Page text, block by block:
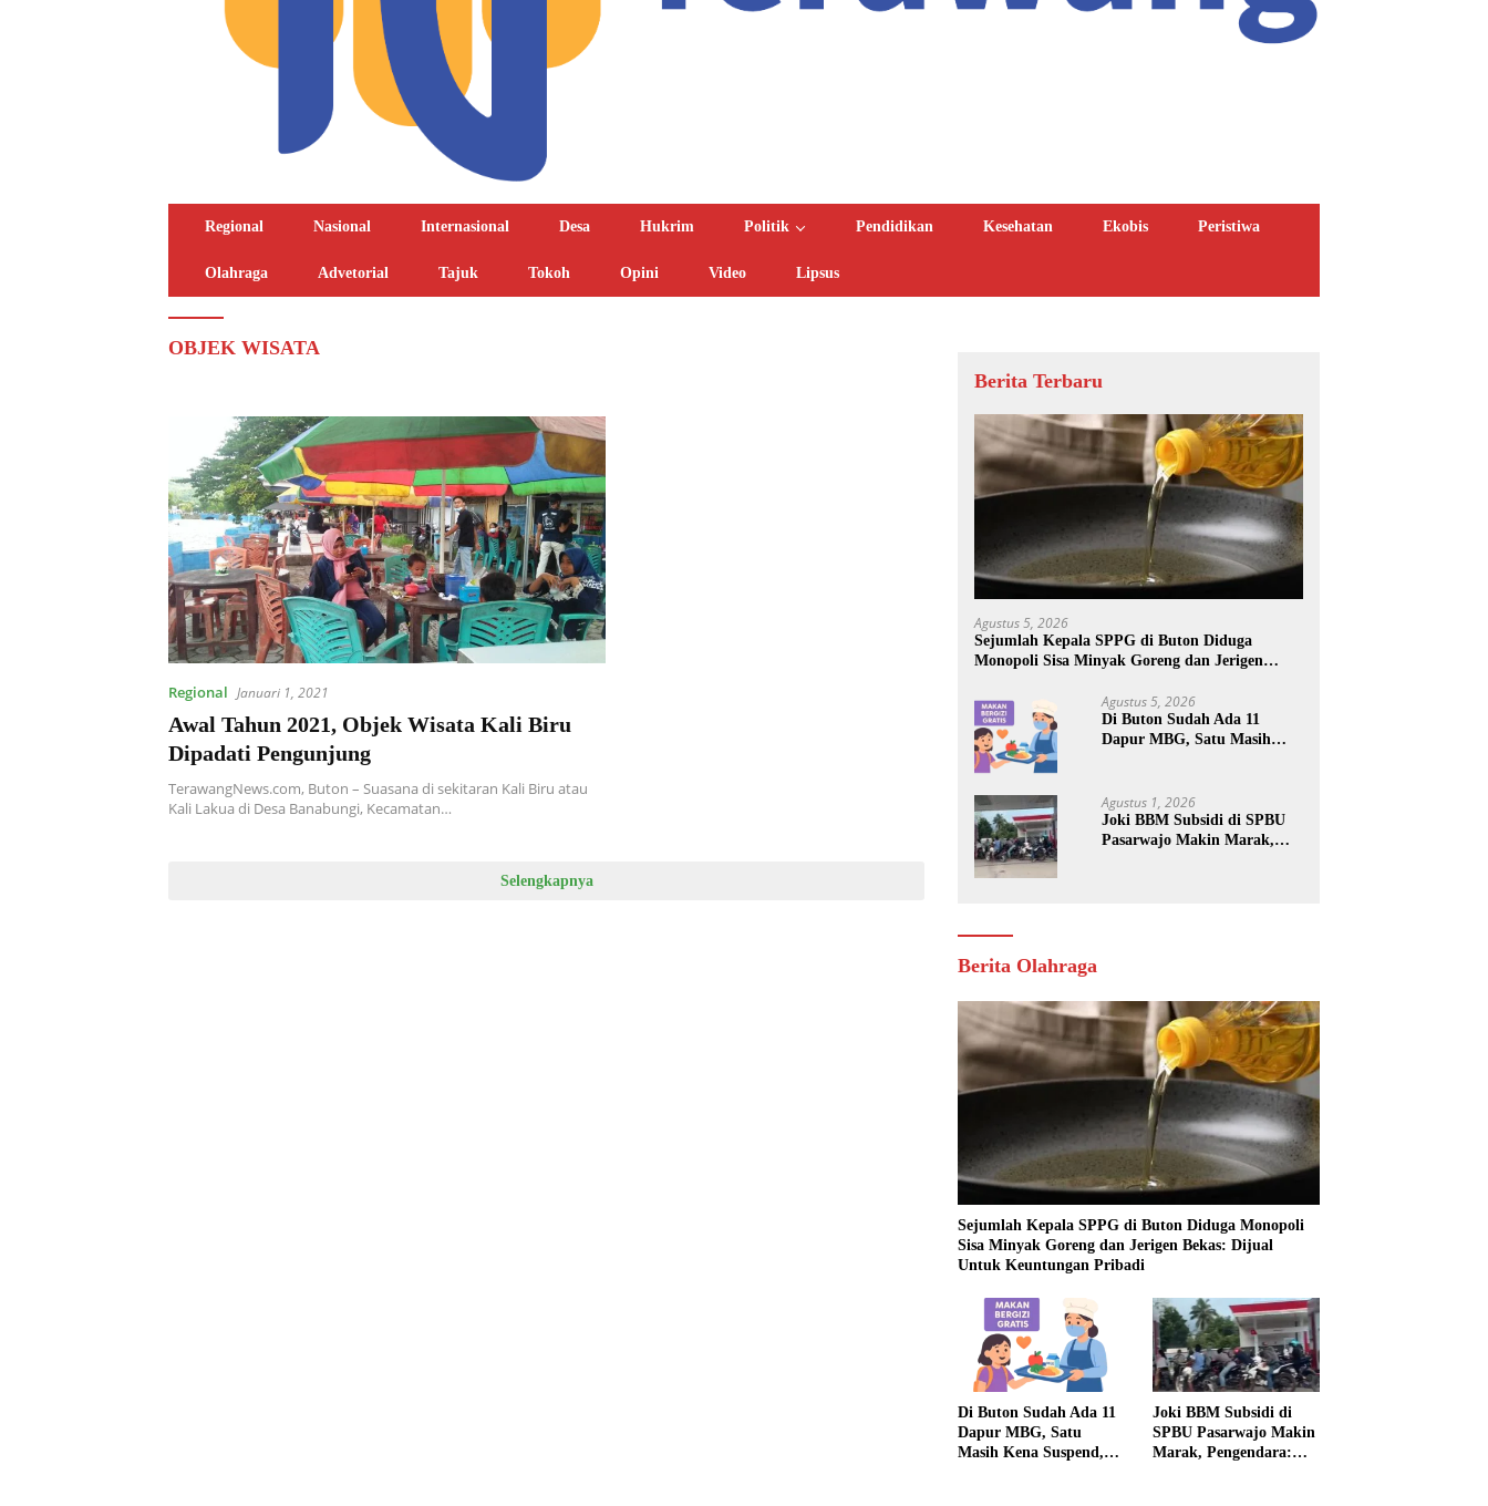
Regional Nasional Internasional Desa Hukrim Politik Pendidikan Kesehatan Ekobis Peristiwa
Olahraga Advetorial Tajuk Tokoh Opini Video Lipsus
OBJEK WISATA
Regional Januari 1, 2021
Awal Tahun 2021, Objek Wisata Kali Biru
Dipadati Pengunjung
TerawangNews.com, Buton – Suasana di sekitaran Kali Biru atau
Kali Lakua di Desa Banabungi, Kecamatan…
Selengkapnya
Berita Terbaru
Agustus 5, 2026
Sejumlah Kepala SPPG di Buton Diduga
Monopoli Sisa Minyak Goreng dan Jerigen
Agustus 5, 2026
Di Buton Sudah Ada 11
Dapur MBG, Satu Masih
Agustus 1, 2026
Joki BBM Subsidi di SPBU
Pasarwajo Makin Marak,
Berita Olahraga
Sejumlah Kepala SPPG di Buton Diduga Monopoli
Sisa Minyak Goreng dan Jerigen Bekas: Dijual
Untuk Keuntungan Pribadi
Di Buton Sudah Ada 11
Dapur MBG, Satu
Masih Kena Suspend,
Joki BBM Subsidi di
SPBU Pasarwajo Makin
Marak, Pengendara: